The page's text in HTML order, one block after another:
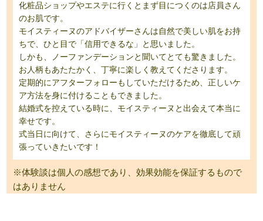
化粧品ショップやエステに行くとまず目につくのは店員さん
のお肌です。
モイスティーヌのアドバイザーさんは自然で美しい肌をお持
ちで、ひと目で「信用できるな」と思いました。
しかも、ノーファンデーションと聞いてとても驚きました。
お人柄もあたたかく、丁寧に楽しく教えてくださります。
定期的にアフターフォローもしていただけるため、正しいケ
ア方法を身に付けることもできました。
結婚式を控えている時に、モイスティーヌと出会えて本当に
幸せです。
式当日に向けて、さらにモイスティーヌのケアを徹底して頑
張っていきたいです！
※体験談は個人の感想であり、効果効能を保証するもので
はありません